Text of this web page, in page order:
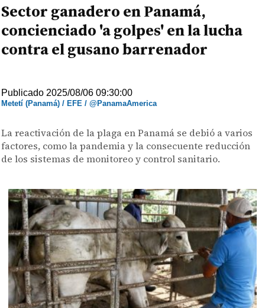
Sector ganadero en Panamá,
concienciado 'a golpes' en la lucha
contra el gusano barrenador
Publicado 2025/08/06 09:30:00
Metetí (Panamá) / EFE / @PanamaAmerica
La reactivación de la plaga en Panamá se debió a varios
factores, como la pandemia y la consecuente reducción
de los sistemas de monitoreo y control sanitario.